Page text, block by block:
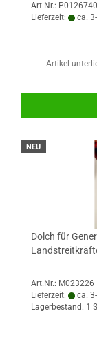
Art.Nr.: P0126740
Lieferzeit:
ca.
Artikel
NEU
Dolch für
Art.Nr.: M023226
Lieferzeit:
ca.
Lagerbestand: 1